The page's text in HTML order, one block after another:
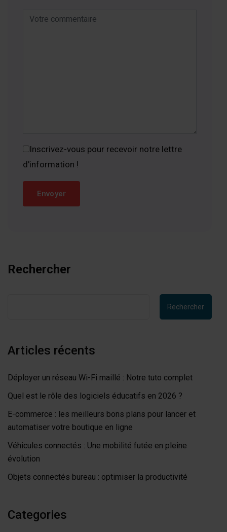
Inscrivez-vous pour recevoir notre lettre
d'information !
Rechercher
Rechercher
Articles récents
Déployer un réseau Wi-Fi maillé : Notre tuto complet
Quel est le rôle des logiciels éducatifs en 2026 ?
E-commerce : les meilleurs bons plans pour lancer et
automatiser votre boutique en ligne
Véhicules connectés : Une mobilité futée en pleine
évolution
Objets connectés bureau : optimiser la productivité
Categories